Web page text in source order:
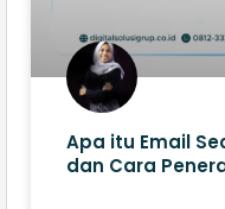
Apa itu Email
dan Cara